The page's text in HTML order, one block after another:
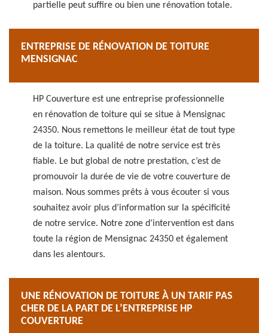
partielle peut suffire ou bien une rénovation totale.
ENTREPRISE DE RÉNOVATION DE TOITURE
MENSIGNAC
HP Couverture est une entreprise professionnelle
en rénovation de toiture qui se situe à Mensignac
24350. Nous remettons le meilleur état de tout type
de la toiture. La qualité de notre service est très
fiable. Le but global de notre prestation, c’est de
promouvoir la durée de vie de votre couverture de
maison. Nous sommes prêts à vous écouter si vous
souhaitez avoir plus d’information sur la spécificité
de notre service. Notre zone d’intervention est dans
toute la région de Mensignac 24350 et également
dans les alentours.
UNE RÉNOVATION DE TOITURE À UN TARIF PAS
CHER DE LA PART DE L’ENTREPRISE HP
COUVERTURE